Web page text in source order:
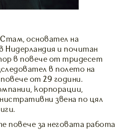
основател на
Нидерландия и почитан
в повече от тридесет
в полето на
от 29 години.
корпорации,
звена по цял
повече за неговата работа